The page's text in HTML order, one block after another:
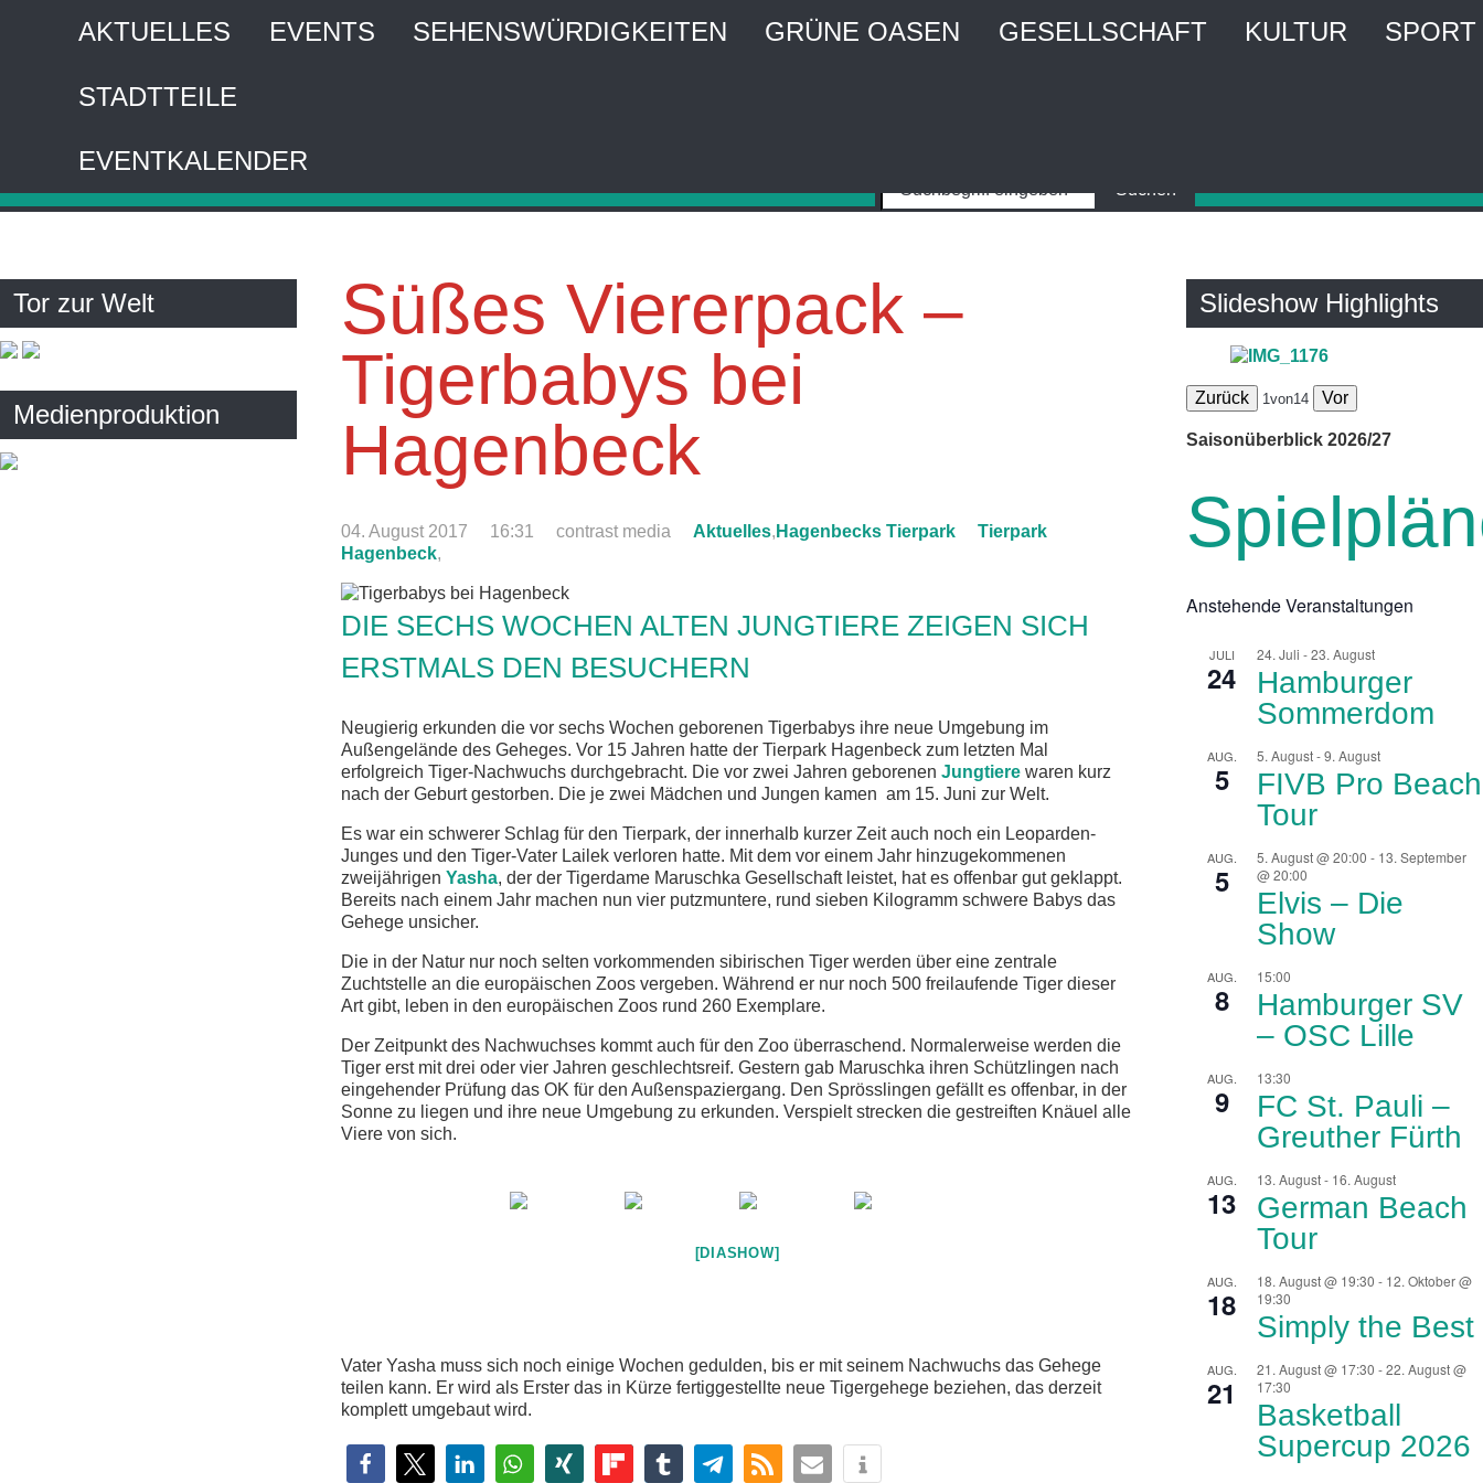
AKTUELLES EVENTS SEHENSWÜRDIGKEITEN GRÜNE OASEN GESELLSCHAFT KULTUR SPORT
STADTTEILE
EVENTKALENDER
Süßes Viererpack –
Tigerbabys bei
Hagenbeck
04. August 2017 16:31 contrast media Aktuelles, Hagenbecks Tierpark
Tierpark
Hagenbeck,
DIE SECHS WOCHEN ALTEN JUNGTIERE ZEIGEN SICH
ERSTMALS DEN BESUCHERN
Neugierig erkunden die vor sechs Wochen geborenen Tigerbabys ihre neue Umgebung im
Außengelände des Geheges. Vor 15 Jahren hatte der Tierpark Hagenbeck zum letzten Mal
erfolgreich Tiger-Nachwuchs durchgebracht. Die vor zwei Jahren geborenen Jungtierewaren kurz
nach der Geburt gestorben. Die je zwei Mädchen und Jungen kamen am 15. Juni zur Welt.
Es war ein schwerer Schlag für den Tierpark, der innerhalb kurzer Zeit auch noch ein Leoparden-
Junges und den Tiger-Vater Lailek verloren hatte. Mit dem vor einem Jahr hinzugekommenen
zweijährigen Yasha, der der Tigerdame Maruschka Gesellschaft leistet, hat es offenbar gut geklappt.
Bereits nach einem Jahr machen nun vier putzmuntere, rund sieben Kilogramm schwere Babys das
Gehege unsicher.
Die in der Natur nur noch selten vorkommenden sibirischen Tiger werden über eine zentrale
Zuchtstelle an die europäischen Zoos vergeben. Während er nur noch 500 freilaufende Tiger dieser
Art gibt, leben in den europäischen Zoos rund 260 Exemplare.
Der Zeitpunkt des Nachwuchses kommt auch für den Zoo überraschend. Normalerweise werden die
Tiger erst mit drei oder vier Jahren geschlechtsreif. Gestern gab Maruschka ihren Schützlingen nach
eingehender Prüfung das OK für den Außenspaziergang. Den Sprösslingen gefällt es offenbar, in der
Sonne zu liegen und ihre neue Umgebung zu erkunden. Verspielt strecken die gestreiften Knäuel alle
Viere von sich.
[DIASHOW]
Vater Yasha muss sich noch einige Wochen gedulden, bis er mit seinem Nachwuchs das Gehege
teilen kann. Er wird als Erster das in Kürze fertiggestellte neue Tigergehege beziehen, das derzeit
komplett umgebaut wird.
Tor zur Welt
Medienproduktion
Slideshow Highlights
Zurück 1von14 Vor
Saisonüberblick 2026/27
Anstehende Veranstaltungen
JULI
24
24. Juli -23. August
Hamburger
Sommerdom
AUG.
5
5. August-9. August
FIVB Pro Beach
Tour
AUG.
5
5. August @ 20:00 - 13. September
@ 20:00
Elvis – Die
Show
AUG.
8
15:00
Hamburger SV
– OSC Lille
AUG.
9
13:30
FC St. Pauli –
Greuther Fürth
AUG.
13
13. August- 16. August
German Beach
Tour
AUG.
18
18. August @ 19:30 - 12. Oktober @
19:30
Simply the Best
AUG.
21
21. August @ 17:30 -22. August @
17:30
Basketball
Supercup 2026